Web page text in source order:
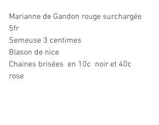
Marianne de Gandon rouge surchargée
5fr
Semeuse 3 centimes
Blason de nice
Chaines brisées  en 10c  noir et 40c
rose